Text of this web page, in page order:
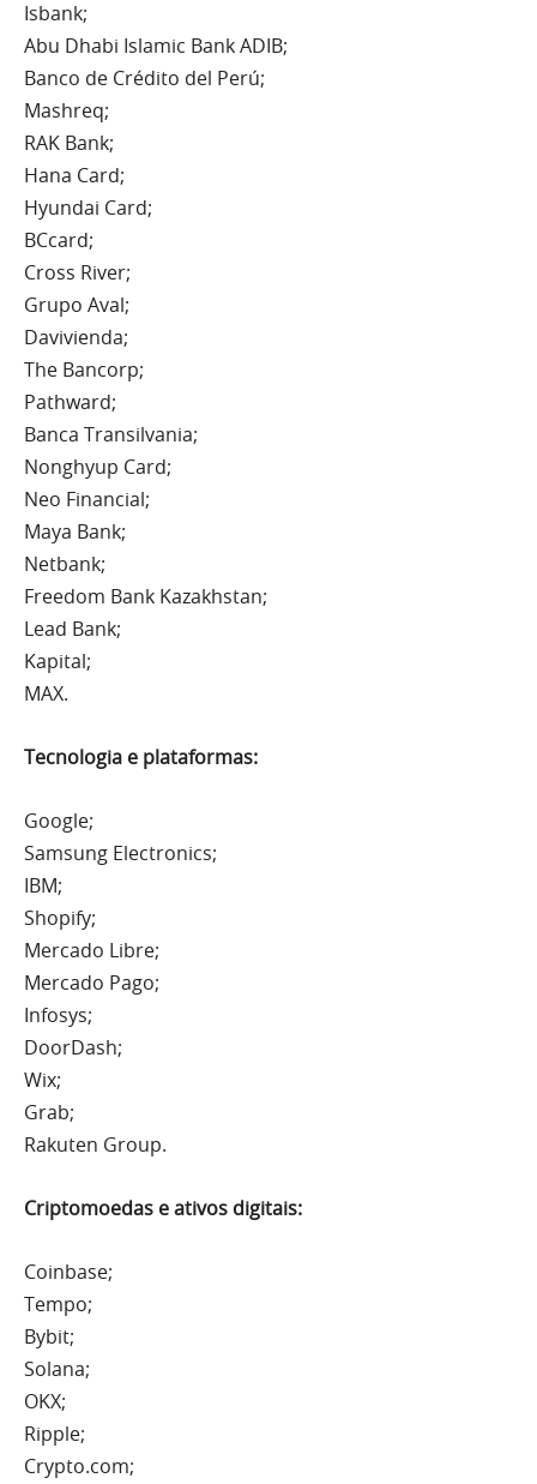
Isbank;
Abu Dhabi Islamic Bank ADIB;
Banco de Crédito del Perú;
Mashreq;
RAK Bank;
Hana Card;
Hyundai Card;
BCcard;
Cross River;
Grupo Aval;
Davivienda;
The Bancorp;
Pathward;
Banca Transilvania;
Nonghyup Card;
Neo Financial;
Maya Bank;
Netbank;
Freedom Bank Kazakhstan;
Lead Bank;
Kapital;
MAX.
Tecnologia e plataformas:
Google;
Samsung Electronics;
IBM;
Shopify;
Mercado Libre;
Mercado Pago;
Infosys;
DoorDash;
Wix;
Grab;
Rakuten Group.
Criptomoedas e ativos digitais:
Coinbase;
Tempo;
Bybit;
Solana;
OKX;
Ripple;
Crypto.com;